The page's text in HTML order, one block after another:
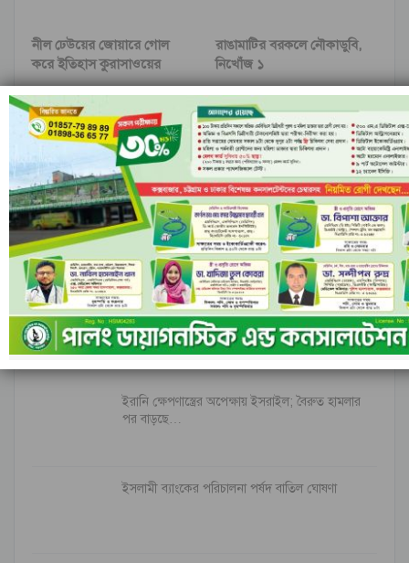
নীল ঢেউয়ের জোয়ারে গোল
করে ইতিহাস কুরাসাওয়ের
রাঙামাটির বরকলে নৌকাডুবি,
নিখোঁজ ১
আগের
মন্তব্য
ফেসবুক-এ মন্তব্য করুন
মন্তব্যসমূহ বন্ধ করা হয়.
সর্বশেষ
ইরানি ক্ষেপণাস্ত্রের অপেক্ষায় ইসরাইল; বৈরুত হামলার
পর বাড়ছে…
ইসলামী ব্যাংকের পরিচালনা পর্ষদ বাতিল ঘোষণা